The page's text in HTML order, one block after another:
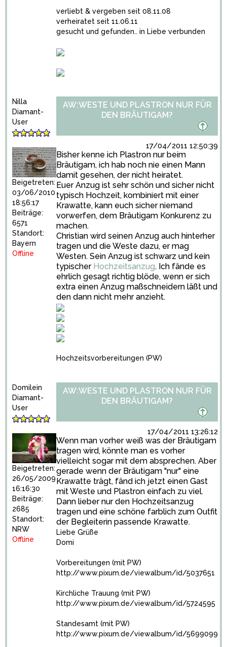
verliebt & vergeben seit 08.11.08
verheiratet seit 11.06.11
gesucht und gefunden.. in Liebe verbunden
Nilla
Diamant-
User
Beigetreten:
03/06/2010
18:56:17
Beiträge:
6571
Standort:
Bayern
Offline
AW:WESTE UND PLASTRON NUR FÜR
DEN BRÄUTIGAM?
17/04/2011 12:50:39
Bisher kenne ich Plastron nur beim
Bräutigam, ich hab noch nie einen Mann
damit gesehen, der nicht heiratet.
Euer Anzug ist sehr schön und sicher nicht
typisch Hochzeit, kombiniert mit einer
Krawatte, kann euch sicher niemand
vorwerfen, dem Bräutigam Konkurenz zu
machen.
Christian wird seinen Anzug auch hinterher
tragen und die Weste dazu, er mag
Westen. Sein Anzug ist schwarz und kein
typischer Hochzeitsanzug. Ich fände es
ehrlich gesagt richtig blöde, wenn er sich
extra einen Anzug maßschneidern läßt und
den dann nicht mehr anzieht.
Hochzeitsvorbereitungen (PW)
Domilein
Diamant-
User
Beigetreten:
26/05/2009
16:16:30
Beiträge:
2685
Standort:
NRW
Offline
AW:WESTE UND PLASTRON NUR FÜR
DEN BRÄUTIGAM?
17/04/2011 13:26:12
Wenn man vorher weiß was der Bräutigam
tragen wird, könnte man es vorher
vielleicht sogar mit dem absprechen. Aber
gerade wenn der Bräutigam "nur" eine
Krawatte trägt, fänd ich jetzt einen Gast
mit Weste und Plastron einfach zu viel.
Dann lieber nur den Hochzeitsanzug
tragen und eine schöne farblich zum Outfit
der Begleiterin passende Krawatte.
Liebe Grüße
Domi
Vorbereitungen (mit PW)
http://www.pixum.de/viewalbum/id/5037651
Kirchliche Trauung (mit PW)
http://www.pixum.de/viewalbum/id/5724595
Standesamt (mit PW)
http://www.pixum.de/viewalbum/id/5699099